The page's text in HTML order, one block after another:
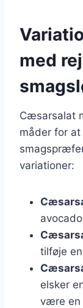
med
Cæsarsalat
måder for
variationer:
tilføje
elsker
være en